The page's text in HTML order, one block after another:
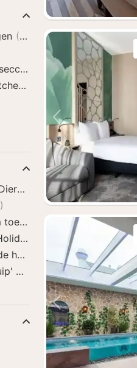
Vorige foto
Vorige foto
(8)
(5)
Blijdorp Rotterdam
toegangsbewijs (24)
haven
Stadion Tour(2)